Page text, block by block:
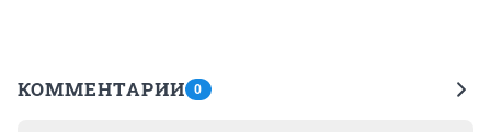
КОММЕНТАРИИ 0